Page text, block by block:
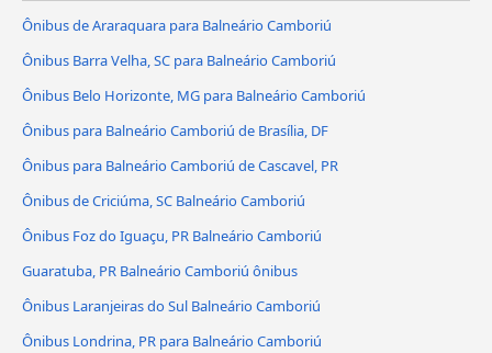
Ônibus de Araraquara para Balneário Camboriú
Ônibus Barra Velha, SC para Balneário Camboriú
Ônibus Belo Horizonte, MG para Balneário Camboriú
Ônibus para Balneário Camboriú de Brasília, DF
Ônibus para Balneário Camboriú de Cascavel, PR
Ônibus de Criciúma, SC Balneário Camboriú
Ônibus Foz do Iguaçu, PR Balneário Camboriú
Guaratuba, PR Balneário Camboriú ônibus
Ônibus Laranjeiras do Sul Balneário Camboriú
Ônibus Londrina, PR para Balneário Camboriú